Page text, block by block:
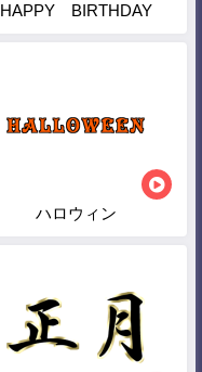
HAPPY BIRTHDAY
ハロウィン